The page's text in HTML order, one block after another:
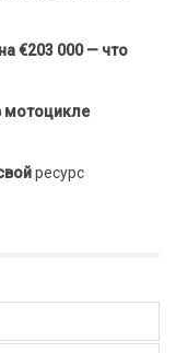
€203 000 — что
мотоцикле
ресурс